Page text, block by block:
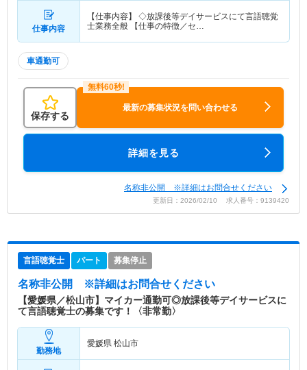
仕事内容
【仕事内容】 ◇放課後等デイサービスにて言語聴覚
士業務全般 【仕事の特徴／セ…
車通勤可
保存する
最新の募集状況を問い合わせる
詳細を見る
名称非公開 ※詳細はお問合せください
更新日：2026/02/10 求人番号：9139420
言語聴覚士 パート 募集停止
名称非公開 ※詳細はお問合せください
【愛媛県／松山市】マイカー通勤可◎放課後等デイサービスに
て言語聴覚士の募集です！〈非常勤〉
勤務地
愛媛県 松山市